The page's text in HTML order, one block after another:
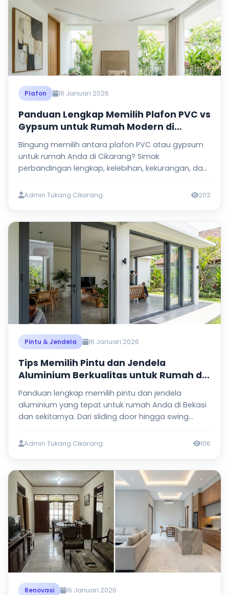
Plafon 16 Januari 2026
Panduan Lengkap Memilih Plafon PVC vs
Gypsum untuk Rumah Modern di
Cikarang
Bingung memilih antara plafon PVC atau gypsum
untuk rumah Anda di Cikarang? Simak
perbandingan lengkap, kelebihan, kekurangan, dan
Admin Tukang Cikarang 202
Pintu & Jendela 16 Januari 2026
Tips Memilih Pintu dan Jendela
Aluminium Berkualitas untuk Rumah di
Bekasi
Panduan lengkap memilih pintu dan jendela
aluminium yang tepat untuk rumah Anda di Bekasi
dan sekitarnya. Dari sliding door hingga swing
Admin Tukang Cikarang 106
Renovasi 16 Januari 2026